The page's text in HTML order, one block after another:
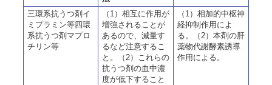
三環系抗うつ剤イ
ミプラミン等四環
系抗うつ剤マプロ
チリン等
（1）相互に作用が
増強されることが
あるので、減量す
るなど注意するこ
と。（2）これらの
抗うつ剤の血中濃
度が低下すること
（1）相加的中枢神
経抑制作用によ
る。（2）本剤の肝
薬物代謝酵素誘導
作用による。